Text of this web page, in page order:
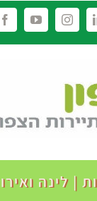
Instagram
YouTube
| לינה